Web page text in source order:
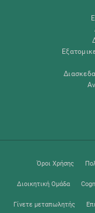
Όροι Χρήσης
Διοικητική Ομάδα
Γίνετε μεταπωλητής